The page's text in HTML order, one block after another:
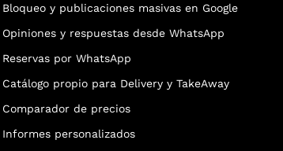
Bloqueo y publicaciones masivas en Google
Opiniones y respuestas desde WhatsApp
Reservas por WhatsApp
Catálogo propio para Delivery y TakeAway
Comparador de precios
Informes personalizados